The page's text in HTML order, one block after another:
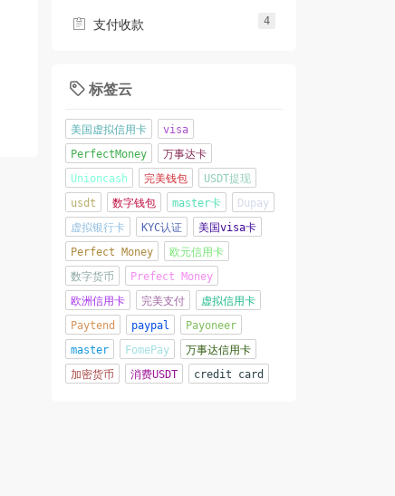
 支付收款 4
 标签云
美国虚拟信用卡
visa
PerfectMoney
万事达卡
Unioncash
完美钱包
USDT提现
usdt
数字钱包 master卡
Dupay
虚拟银行卡
KYC认证
美国visa卡
Perfect Money
欧元信用卡
数字货币
Prefect Money
欧洲信用卡
完美支付
虚拟信用卡
Paytend
paypal
Payoneer
master
FomePay
万事达信用卡
加密货币
消费USDT credit card